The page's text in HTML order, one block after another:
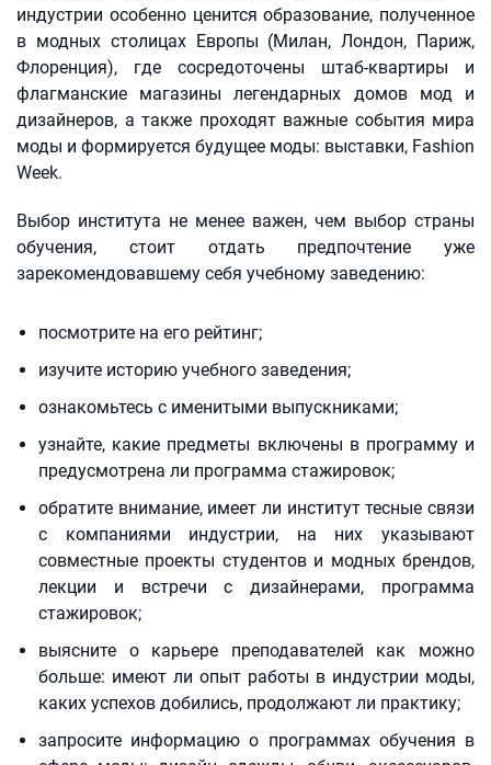
индустрии особенно ценится образование, полученное
в модных столицах Европы (Милан, Лондон, Париж,
Флоренция), где сосредоточены штаб-квартиры и
флагманские магазины легендарных домов мод и
дизайнеров, а также проходят важные события мира
моды и формируется будущее моды: выставки, Fashion
Week.
Выбор института не менее важен, чем выбор страны
обучения, стоит отдать предпочтение уже
зарекомендовавшему себя учебному заведению:
посмотрите на его рейтинг;
изучите историю учебного заведения;
ознакомьтесь с именитыми выпускниками;
узнайте, какие предметы включены в программу и
предусмотрена ли программа стажировок;
обратите внимание, имеет ли институт тесные связи
с компаниями индустрии, на них указывают
совместные проекты студентов и модных брендов,
лекции и встречи с дизайнерами, программа
стажировок;
выясните о карьере преподавателей как можно
больше: имеют ли опыт работы в индустрии моды,
каких успехов добились, продолжают ли практику;
запросите информацию о программах обучения в